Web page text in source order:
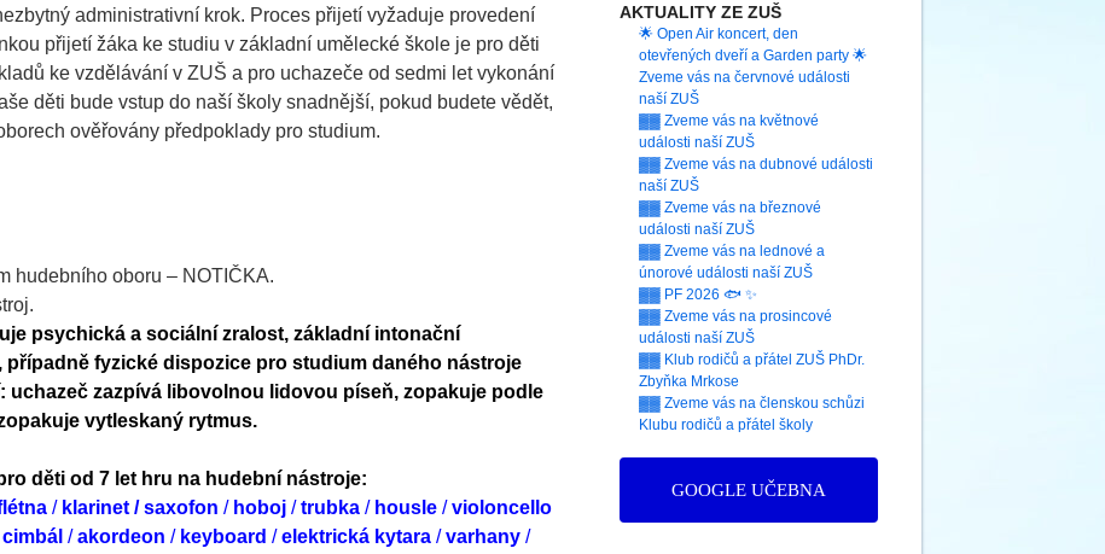
administrativní krok. Proces přijetí vyžaduje provedení
přijetí žáka ke studiu v základní umělecké škole je pro děti
ke vzdělávání v ZUŠ a pro uchazeče od sedmi let vykonání
děti bude vstup do naší školy snadnější, pokud budete vědět,
ověřovány předpoklady pro studium.
hudebního oboru – NOTIČKA.
psychická a sociální zralost, základní intonační
fyzické dispozice pro studium daného nástroje
uchazeč zazpívá libovolnou lidovou píseň, zopakuje podle
vytleskaný rytmus.
děti od 7 let hru na hudební nástroje:
/klarinet / saxofon /hoboj /trubka /housle /violoncello
/akordeon /keyboard /elektrická kytara /varhany /
AKTUALITY ZE ZUŠ
🌟 Open Air koncert, den
otevřených dveří a Garden party 🌟
Zveme vás na červnové události
naší ZUŠ
▓▓ Zveme vás na květnové
události naší ZUŠ
▓▓ Zveme vás na dubnové události
naší ZUŠ
▓▓ Zveme vás na březnové
události naší ZUŠ
▓▓ Zveme vás na lednové a
únorové události naší ZUŠ
▓▓ PF 2026 🐟 ✨
▓▓ Zveme vás na prosincové
události naší ZUŠ
▓▓ Klub rodičů a přátel ZUŠ PhDr.
Zbyňka Mrkose
▓▓ Zveme vás na členskou schůzi
Klubu rodičů a přátel školy
GOOGLE UČEBNA